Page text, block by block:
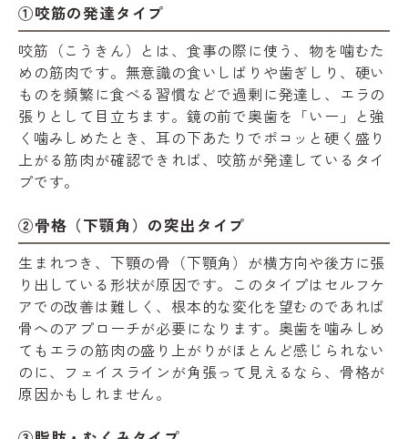
①咬筋の発達タイプ
咬筋（こうきん）とは、食事の際に使う、物を噛むた
めの筋肉です。無意識の食いしばりや歯ぎしり、硬い
ものを頻繁に食べる習慣などで過剰に発達し、エラの
張りとして目立ちます。鏡の前で奥歯を「いー」と強
く噛みしめたとき、耳の下あたりでポコッと硬く盛り
上がる筋肉が確認できれば、咬筋が発達しているタイ
プです。
②骨格（下顎角）の突出タイプ
生まれつき、下顎の骨（下顎角）が横方向や後方に張
り出している形状が原因です。このタイプはセルフケ
アでの改善は難しく、根本的な変化を望むのであれば
骨へのアプローチが必要になります。奥歯を噛みしめ
てもエラの筋肉の盛り上がりがほとんど感じられない
のに、フェイスラインが角張って見えるなら、骨格が
原因かもしれません。